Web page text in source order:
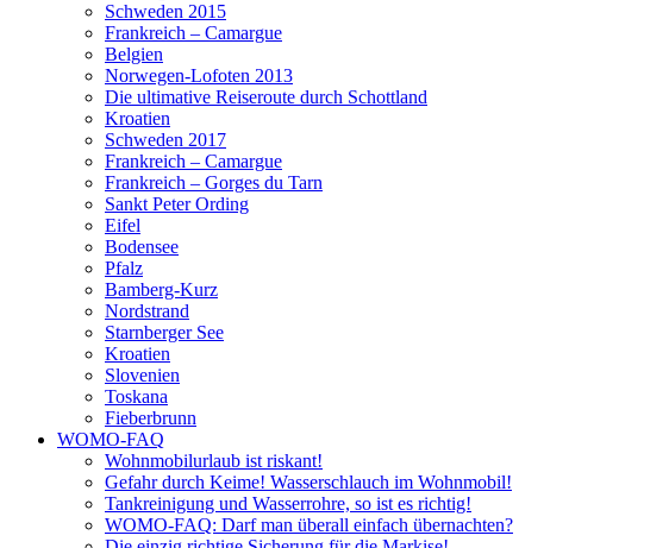
Schweden 2015
Frankreich – Camargue
Belgien
Norwegen-Lofoten 2013
Die ultimative Reiseroute durch Schottland
Kroatien
Schweden 2017
Frankreich – Camargue
Frankreich – Gorges du Tarn
Sankt Peter Ording
Eifel
Bodensee
Pfalz
Bamberg-Kurz
Nordstrand
Starnberger See
Kroatien
Slovenien
Toskana
Fieberbrunn
WOMO-FAQ
Wohnmobilurlaub ist riskant!
Gefahr durch Keime! Wasserschlauch im Wohnmobil!
Tankreinigung und Wasserrohre, so ist es richtig!
WOMO-FAQ: Darf man überall einfach übernachten?